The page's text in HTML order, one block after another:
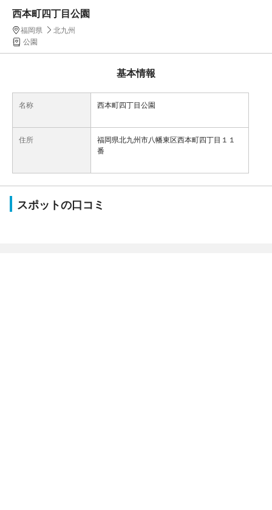
西本町四丁目公園
福岡県
北九州
公園
基本情報
名称 西本町四丁目公園
住所
福岡県北九州市八幡東区西本町四丁目１１
番
スポットの口コミ